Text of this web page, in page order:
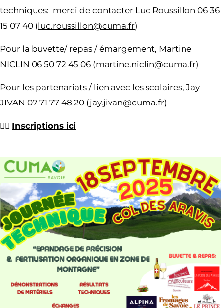
techniques: merci de contacter Luc Roussillon 06 36
15 07 40 (luc.roussillon@cuma.fr)
Pour la buvette/ repas / émargement, Martine
NICLIN 06 50 72 45 06 (martine.niclin@cuma.fr)
Pour les partenariats / lien avec les scolaires, Jay
JIVAN 07 71 77 48 20 (jay.jivan@cuma.fr)
👉🏽 Inscriptions ici